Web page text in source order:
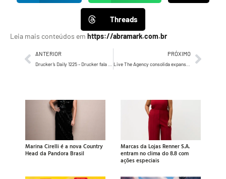
Threads
Leia mais conteúdos em https://abramark.com.br
ANTERIOR
Drucker’s Daily 1225 – Drucker fala sobre a sabedoria de sempre se concentrar os melhores…
PRÓXIMO
Live The Agency consolida expansão na América Latina com foco no México, Audible e crescimento de 390% na receita regional
Marina Cirelli é a nova Country
Head da Pandora Brasil
Marcas da Lojas Renner S.A.
entram no clima do 8.8 com
ações especiais